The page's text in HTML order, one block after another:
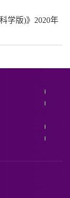
学版)》2020年